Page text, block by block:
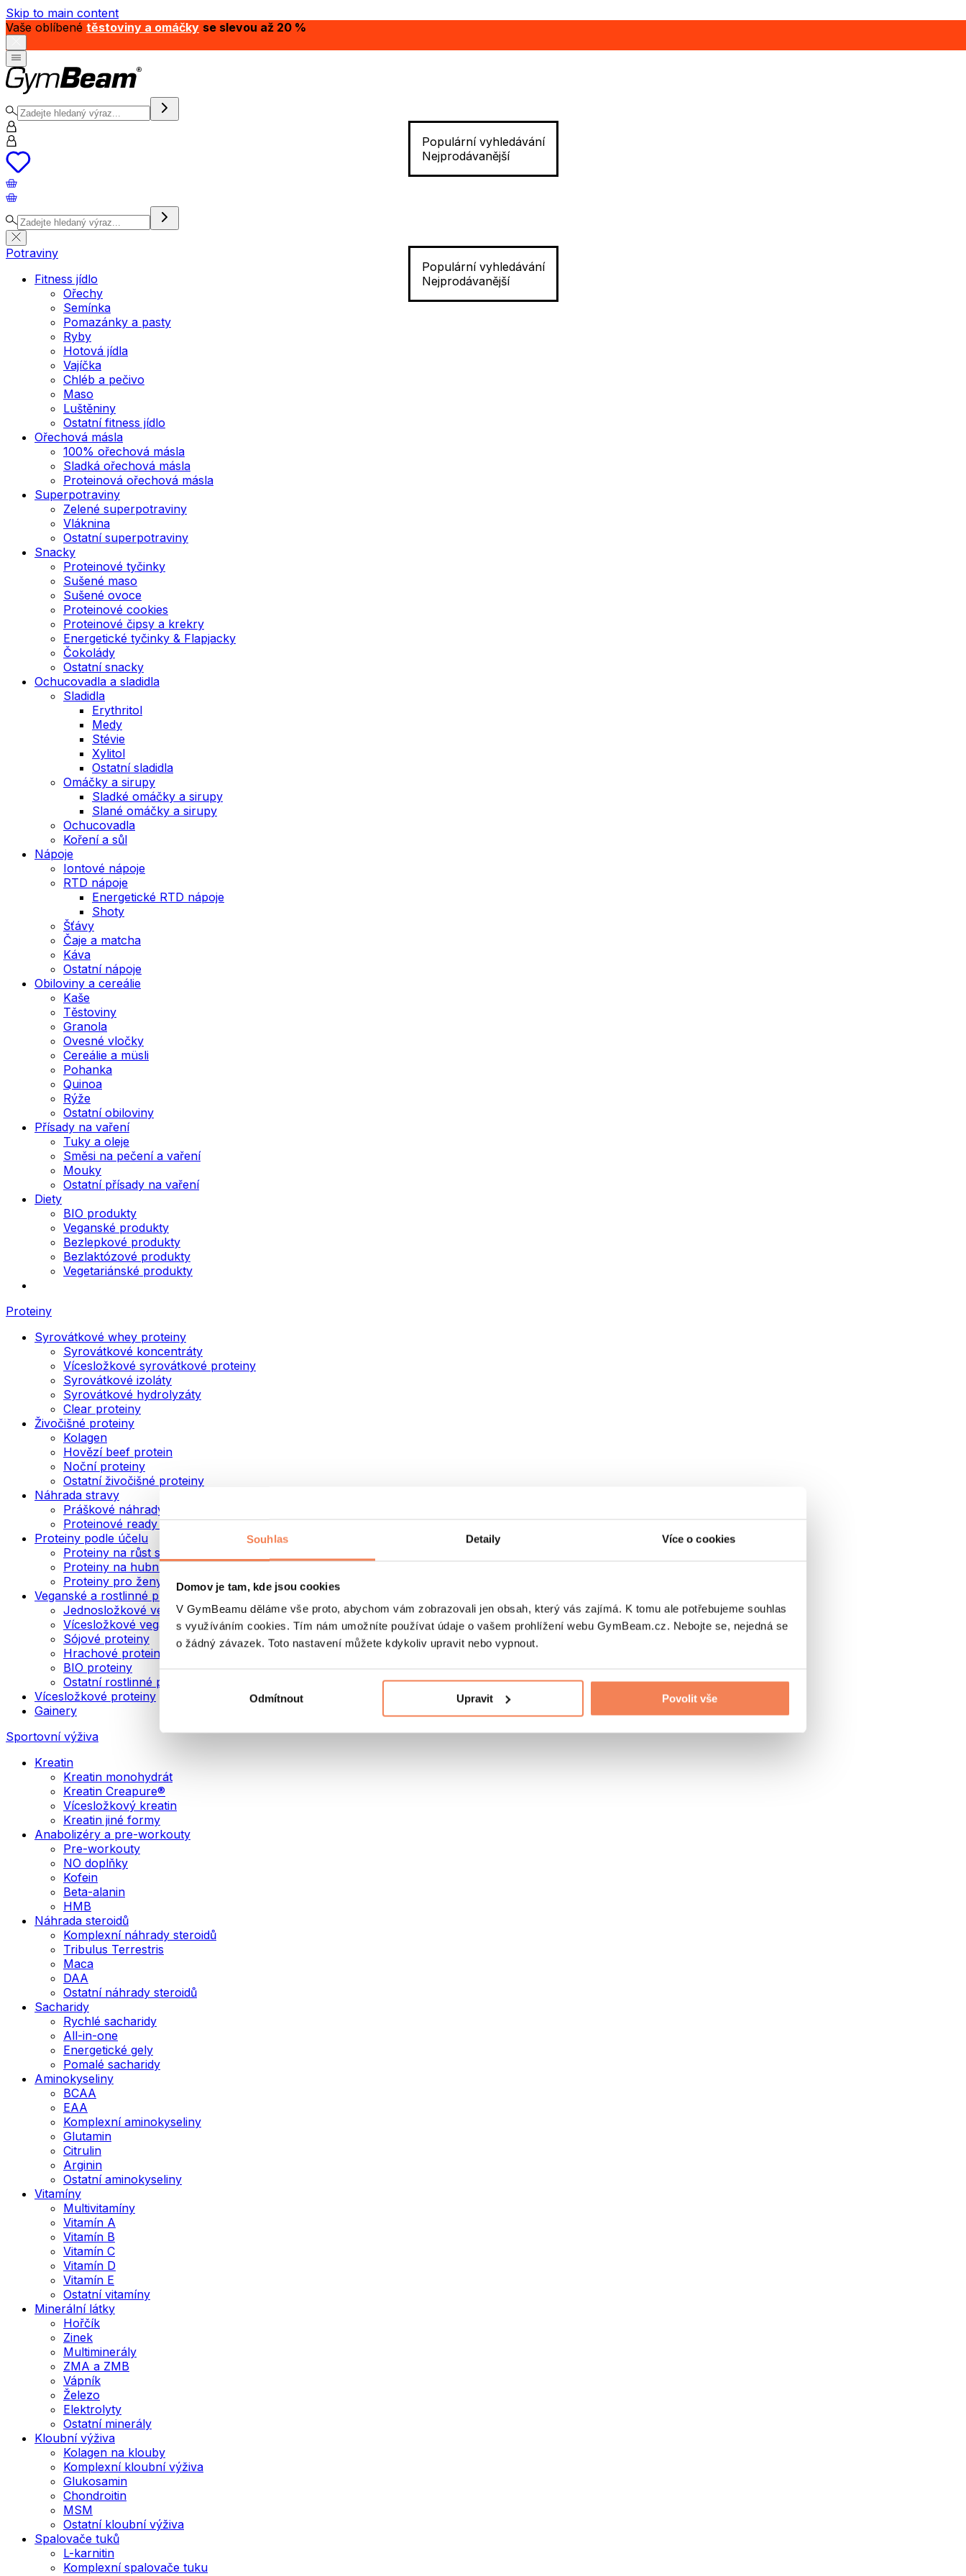
Souhlas Detaily Více o cookies
Domov je tam, kde jsou cookies
V GymBeamu děláme vše proto, abychom vám zobrazovali jen obsah, který vás zajímá. K tomu ale potřebujeme souhlas
s využíváním cookies. Tím nám umožníte používat údaje o vašem prohlížení webu GymBeam.cz. Nebojte se, nejedná se
o žádný závazek. Toto nastavení můžete kdykoliv upravit nebo vypnout.
Odmítnout Upravit Povolit vše
Skip to main content
Vaše oblíbené těstoviny a omáčky se slevou až 20 %
Populární vyhledávání
Nejprodávanější
Populární vyhledávání
Nejprodávanější
Potraviny
Fitness jídlo
Ořechy
Semínka
Pomazánky a pasty
Ryby
Hotová jídla
Vajíčka
Chléb a pečivo
Maso
Luštěniny
Ostatní fitness jídlo
Ořechová másla
100% ořechová másla
Sladká ořechová másla
Proteinová ořechová másla
Superpotraviny
Zelené superpotraviny
Vláknina
Ostatní superpotraviny
Snacky
Proteinové tyčinky
Sušené maso
Sušené ovoce
Proteinové cookies
Proteinové čipsy a krekry
Energetické tyčinky & Flapjacky
Čokolády
Ostatní snacky
Ochucovadla a sladidla
Sladidla
Erythritol
Medy
Stévie
Xylitol
Ostatní sladidla
Omáčky a sirupy
Sladké omáčky a sirupy
Slané omáčky a sirupy
Ochucovadla
Koření a sůl
Nápoje
Iontové nápoje
RTD nápoje
Energetické RTD nápoje
Shoty
Šťávy
Čaje a matcha
Káva
Ostatní nápoje
Obiloviny a cereálie
Kaše
Těstoviny
Granola
Ovesné vločky
Cereálie a müsli
Pohanka
Quinoa
Rýže
Ostatní obiloviny
Přísady na vaření
Tuky a oleje
Směsi na pečení a vaření
Mouky
Ostatní přísady na vaření
Diety
BIO produkty
Veganské produkty
Bezlepkové produkty
Bezlaktózové produkty
Vegetariánské produkty
Proteiny
Syrovátkové whey proteiny
Syrovátkové koncentráty
Vícesložkové syrovátkové proteiny
Syrovátkové izoláty
Syrovátkové hydrolyzáty
Clear proteiny
Živočišné proteiny
Kolagen
Hovězí beef protein
Noční proteiny
Ostatní živočišné proteiny
Náhrada stravy
Práškové náhrady stravy
Proteinové ready to drink nápoje
Proteiny podle účelu
Proteiny na růst svalů
Proteiny na hubnutí
Proteiny pro ženy
Veganské a rostlinné proteiny
Jednosložkové veganské proteiny
Vícesložkové veganské proteiny
Sójové proteiny
Hrachové proteiny
BIO proteiny
Ostatní rostlinné proteiny
Vícesložkové proteiny
Gainery
Sportovní výživa
Kreatin
Kreatin monohydrát
Kreatin Creapure®
Vícesložkový kreatin
Kreatin jiné formy
Anabolizéry a pre-workouty
Pre-workouty
NO doplňky
Kofein
Beta-alanin
HMB
Náhrada steroidů
Komplexní náhrady steroidů
Tribulus Terrestris
Maca
DAA
Ostatní náhrady steroidů
Sacharidy
Rychlé sacharidy
All-in-one
Energetické gely
Pomalé sacharidy
Aminokyseliny
BCAA
EAA
Komplexní aminokyseliny
Glutamin
Citrulin
Arginin
Ostatní aminokyseliny
Vitamíny
Multivitamíny
Vitamín A
Vitamín B
Vitamín C
Vitamín D
Vitamín E
Ostatní vitamíny
Minerální látky
Hořčík
Zinek
Multiminerály
ZMA a ZMB
Vápník
Železo
Elektrolyty
Ostatní minerály
Kloubní výživa
Kolagen na klouby
Komplexní kloubní výživa
Glukosamin
Chondroitin
MSM
Ostatní kloubní výživa
Spalovače tuků
L-karnitin
Komplexní spalovače tuku